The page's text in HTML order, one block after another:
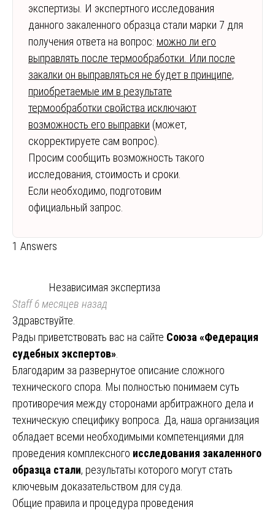
экспертизы. И экспертного исследования
данного закаленного образца стали марки 7 для
получения ответа на вопрос: можно ли его
выправлять после термообработки. Или после
закалки он выправляться не будет в принципе,
приобретаемые им в результате
термообработки свойства исключают
возможность его выправки (может,
скорректируете сам вопрос).
Просим сообщить возможность такого
исследования, стоимость и сроки.
Если необходимо, подготовим
официальный запрос.
1 Answers
Независимая экспертиза
Staff6 месяцев назад
Здравствуйте.
Рады приветствовать вас на сайте Союза «Федерация
судебных экспертов»
Благодарим за развернутое описание сложного
технического спора. Мы полностью понимаем суть
противоречия между сторонами арбитражного дела и
техническую специфику вопроса. Да, наша организация
обладает всеми необходимыми компетенциями для
проведения комплексного исследования закаленного
образца стали, результаты которого могут стать
ключевым доказательством для суда.
Общие правила и процедура проведения